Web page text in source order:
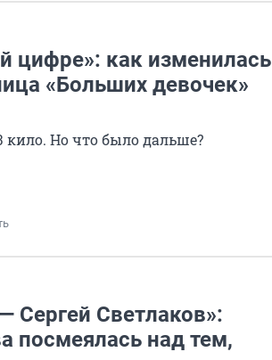
цифре»: как изменилась
«Больших девочек»
кило. Но что было дальше?
Сергей Светлаков»:
посмеялась над тем,